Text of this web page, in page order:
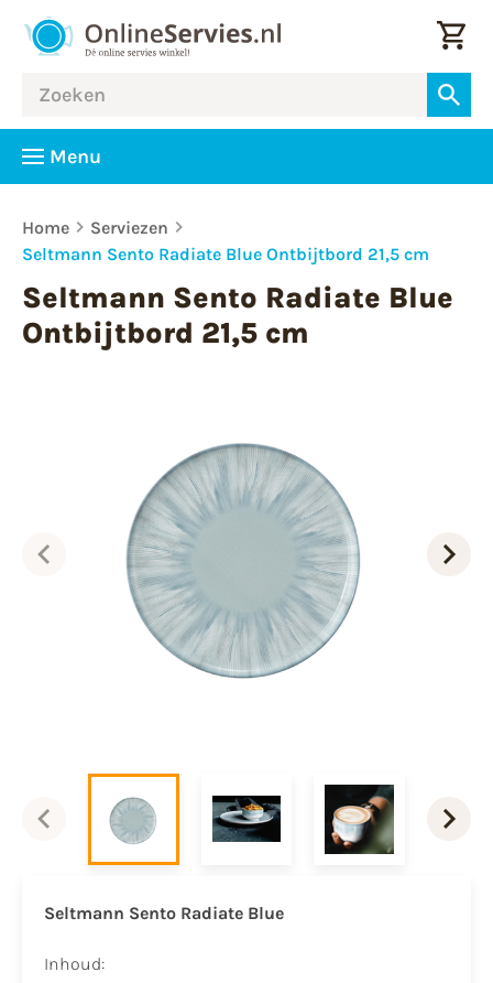
Menu
Home
Serviezen
Seltmann Sento Radiate Blue Ontbijtbord 21,5 cm
Seltmann Sento Radiate Blue
Ontbijtbord 21,5 cm
Seltmann Sento Radiate Blue
Inhoud: